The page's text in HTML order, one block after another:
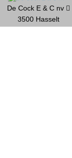
De Cock E & C nv
3500 Hasselt